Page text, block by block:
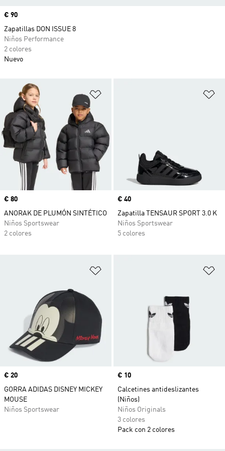
Precio
€ 80
ANORAK DE PLUMÓN SINTÉTICO
Niños Sportswear
2 colores
Precio
€ 40
Zapatilla TENSAUR SPORT 3.0 K
Niños Sportswear
5 colores
Precio
€ 20
GORRA ADIDAS DISNEY MICKEY
MOUSE
Niños Sportswear
Precio
€ 10
Calcetines antideslizantes
(Niños)
Niños Originals
3 colores
Pack con 2 colores
Precio
€ 90
Zapatillas DON ISSUE 8
Niños Performance
2 colores
Nuevo